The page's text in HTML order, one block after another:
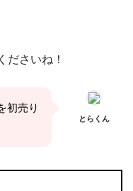
ださいね！
初売り
とらくん